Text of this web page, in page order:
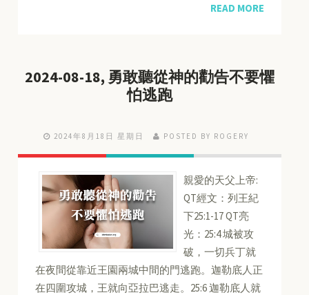
READ MORE
2024-08-18, 勇敢聽從神的勸告不要懼
怕逃跑
2024年8月18日 星期日 POSTED BY ROGERY
親愛的天父上帝:
QT經文：列王紀
下25:1-17 QT亮
光：25:4 城被攻
破，一切兵丁就
在夜間從靠近王園兩城中間的門逃跑。迦勒底人正
在四圍攻城，王就向亞拉巴逃走。25:6 迦勒底人就